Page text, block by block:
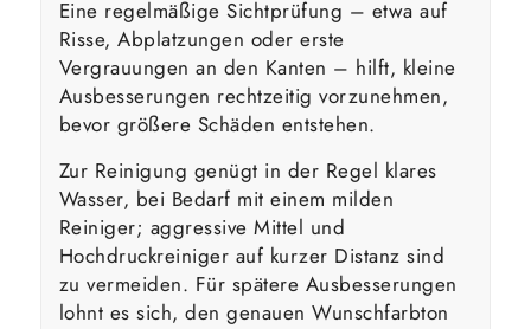
Eine regelmäßige Sichtprüfung – etwa auf
Risse, Abplatzungen oder erste
Vergrauungen an den Kanten – hilft, kleine
Ausbesserungen rechtzeitig vorzunehmen,
bevor größere Schäden entstehen.
Zur Reinigung genügt in der Regel klares
Wasser, bei Bedarf mit einem milden
Reiniger; aggressive Mittel und
Hochdruckreiniger auf kurzer Distanz sind
zu vermeiden. Für spätere Ausbesserungen
lohnt es sich, den genauen Wunschfarbton